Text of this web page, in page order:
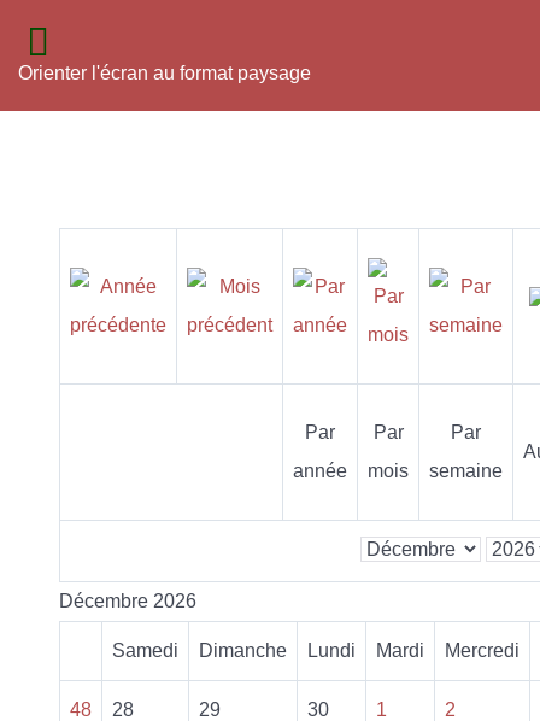
Orienter l'écran au format paysage
Par
année
Par
mois
Par
semaine
Décembre 2026
Samedi Dimanche Lundi Mardi Mercredi
48 28 29 30 1 2